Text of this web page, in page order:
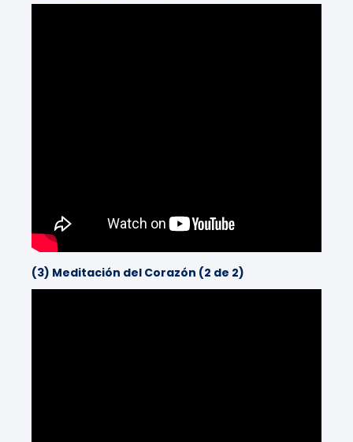
(3) Meditación del Corazón (2 de 2)